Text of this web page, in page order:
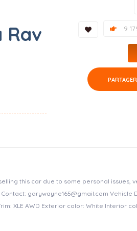
Rav
9
PARTAGER
this car due to some personal issues,
garywayne165@gmail.com Vehicle
XLE AWD Exterior color: White Interior